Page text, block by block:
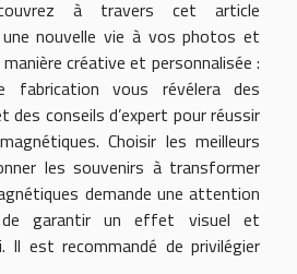
à travers cet article
nouvelle vie à vos photos et
créative et personnalisée :
fabrication vous révélera des
des conseils d’expert pour réussir
Choisir les meilleurs
les souvenirs à transformer
demande une attention
de garantir un effet visuel et
Il est recommandé de privilégier